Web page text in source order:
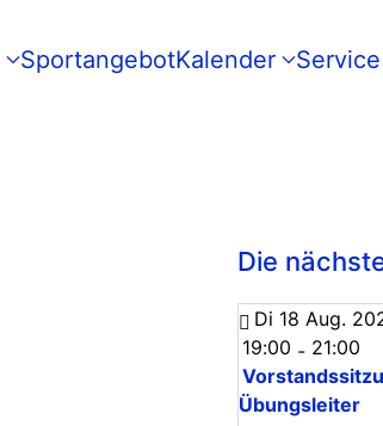
SportangebotKalender Service
Die
Di 18 Aug.
19:00 - 21:00
Übungsleiter